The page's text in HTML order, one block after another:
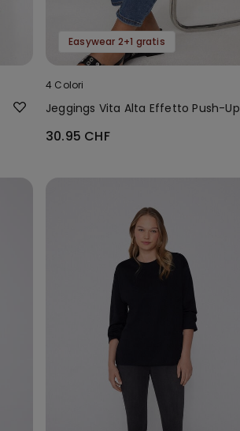
Easywear 2+1 gratis
4 Colori
Jeggings Vita Alta Effetto Push-Up
30.95 CHF